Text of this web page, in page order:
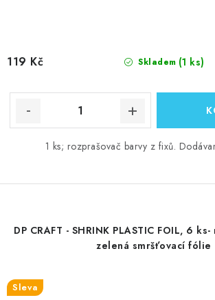
Skladem (1 ks)
119 Kč
1 ks; rozprašovač barvy z fixů.
DP CRAFT - SHRINK PLASTIC FOIL, 6
zelená smršťovací fólie
Sleva